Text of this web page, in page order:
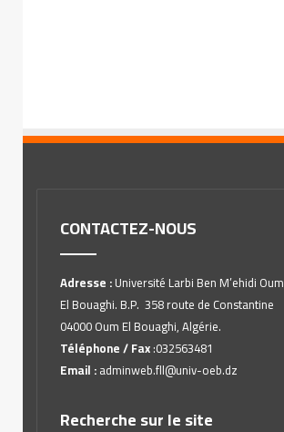
CONTACTEZ-NOUS
Adresse :Université Larbi Ben M’ehidi Oum
El Bouaghi. B.P. 358 route de Constantine
04000 Oum El Bouaghi, Algérie.
Téléphone / Fax:032563481
Email :adminweb.fll@univ-oeb.dz
Recherche sur le site